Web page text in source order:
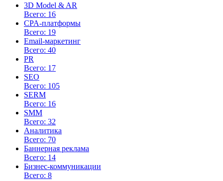
3D Model & AR
Всего: 16
CPA-платформы
Всего: 19
Email-маркетинг
Всего: 40
PR
Всего: 17
SEO
Всего: 105
SERM
Всего: 16
SMM
Всего: 32
Аналитика
Всего: 70
Баннерная реклама
Всего: 14
Бизнес-коммуникации
Всего: 8